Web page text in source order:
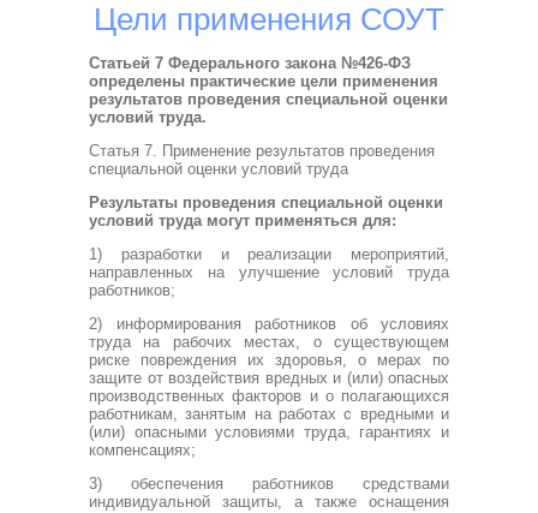
Цели применения СОУТ
Статьей 7 Федерального закона №426-ФЗ
определены практические цели применения
результатов проведения специальной оценки
условий труда.
Статья 7. Применение результатов проведения
специальной оценки условий труда
Результаты проведения специальной оценки
условий труда могут применяться для:
1) разработки и реализации мероприятий,
направленных на улучшение условий труда
работников;
2) информирования работников об условиях
труда на рабочих местах, о существующем
риске повреждения их здоровья, о мерах по
защите от воздействия вредных и (или) опасных
производственных факторов и о полагающихся
работникам, занятым на работах с вредными и
(или) опасными условиями труда, гарантиях и
компенсациях;
3) обеспечения работников средствами
индивидуальной защиты, а также оснащения